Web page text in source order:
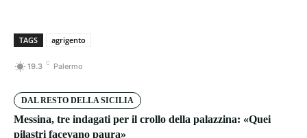
TAGS agrigento
19.3 C Palermo
DAL RESTO DELLA SICILIA
Messina, tre indagati per il crollo della palazzina: «Quei
pilastri facevano paura»